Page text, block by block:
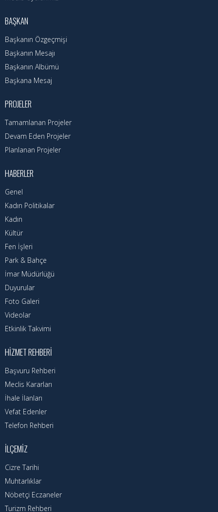
BAŞKAN
Başkanın Özgeçmişi
Başkanın Mesajı
Başkanın Albümü
Başkana Mesaj
PROJELER
Tamamlanan Projeler
Devam Eden Projeler
Planlanan Projeler
HABERLER
Genel
Kadın Politikalar
Kadın
Kültür
Fen İşleri
Park & Bahçe
İmar Müdürlüğü
Duyurular
Foto Galeri
Videolar
Etkinlik Takvimi
HIZMET REHBERI
Başvuru Rehberi
Meclis Kararları
İhale İlanları
Vefat Edenler
Telefon Rehberi
İLÇEMIZ
Cizre Tarihi
Muhtarlıklar
Nöbetçi Eczaneler
Turizm Rehberi